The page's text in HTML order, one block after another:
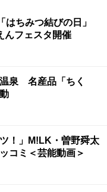
はちみつ結びの日」
んフェスタ開催
泉 名産品「ちく
！」M!LK・曽野舜太
コミ＜芸能動画＞